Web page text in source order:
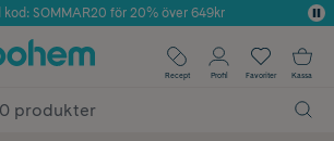
Årets Butik 2025 inom Skönhet
kod: SOMMAR20 för 20% över 649kr
✓ Fri frakt
✓ Poäng på alla köp*
Recept Profil Favoriter Kassa